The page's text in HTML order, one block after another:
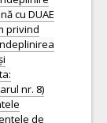
cu DUAE
privind
nr. 8)
de